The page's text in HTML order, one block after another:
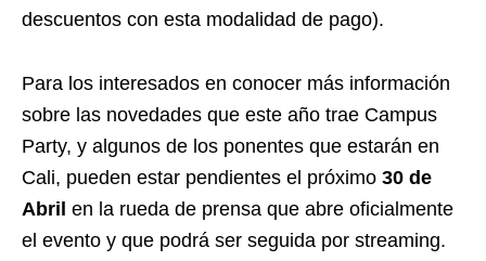
descuentos con esta modalidad de pago).
Para los interesados en conocer más información
sobre las novedades que este año trae Campus
Party, y algunos de los ponentes que estarán en
Cali, pueden estar pendientes el próximo 30 de
Abril en la rueda de prensa que abre oficialmente
el evento y que podrá ser seguida por streaming.